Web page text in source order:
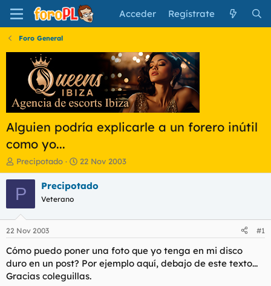
Acceder Regístrate
Foro General
Alguien podría explicarle a un forero inútil
como yo...
I
n
i
c
a
d
o
r
e
l
Precipotado
F
e
c
i
n
c
i
22 Nov 2003
P Precipotado
Veterano
22 Nov 2003 #1
Cómo puedo poner una foto que yo tenga en mi disco
duro en un post? Por ejemplo aquí, debajo de este texto...
Gracias coleguillas.